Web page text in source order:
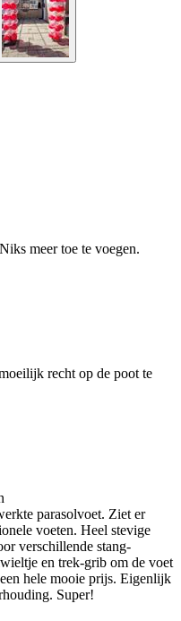
meer toe te voegen.
recht op de poot te
parasolvoet. Ziet er
voeten. Heel stevige
verschillende stang-
en trek-grib om de voet
hele mooie prijs. Eigenlijk
Super!